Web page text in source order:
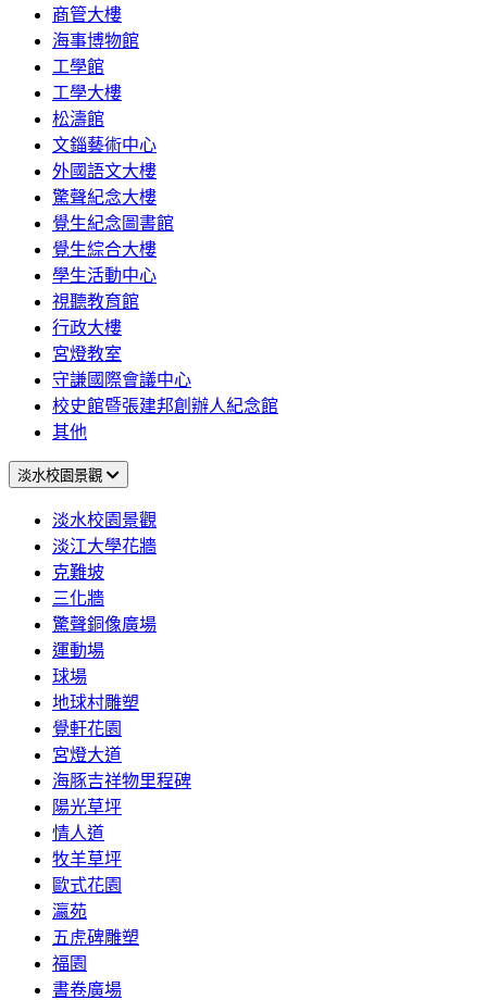
商管大樓
海事博物館
工學館
工學大樓
松濤館
文錙藝術中心
外國語文大樓
驚聲紀念大樓
覺生紀念圖書館
覺生綜合大樓
學生活動中心
視聽教育館
行政大樓
宮燈教室
守謙國際會議中心
校史館暨張建邦創辦人紀念館
其他
淡水校園景觀
淡水校園景觀
淡江大學花牆
克難坡
三化牆
驚聲銅像廣場
運動場
球場
地球村雕塑
覺軒花園
宮燈大道
海豚吉祥物里程碑
陽光草坪
情人道
牧羊草坪
歐式花園
瀛苑
五虎碑雕塑
福園
書卷廣場